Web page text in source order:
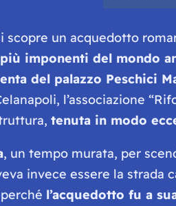
scopre un acquedotto
imponenti del mondo
del palazzo Peschici
l’associazione
tenuta in modo
, un tempo murata, per
invece essere la strada
l’acquedotto fu a